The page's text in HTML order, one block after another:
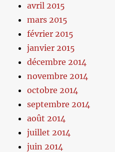
avril 2015
mars 2015
février 2015
janvier 2015
décembre 2014
novembre 2014
octobre 2014
septembre 2014
août 2014
juillet 2014
juin 2014